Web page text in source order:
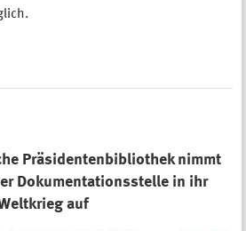
Präsidentenbibliothek nimmt
Dokumentationsstelle in ihr
auf